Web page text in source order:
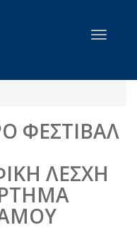
Toggle
ΦΕΣΤΙΒΑΛ
ΛΕΣΧΗ